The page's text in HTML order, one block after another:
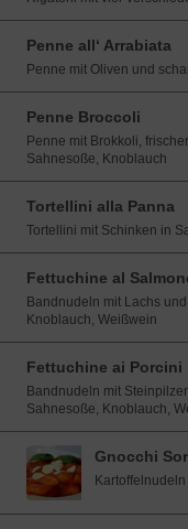
Penne all‘ Arrabiata
Penne mit Oliven und
Penne Broccoli
Penne mit Brokkoli,
Sahnesoße, Knoblauch
Tortellini alla Panna
Tortellini mit Schinken in
Fettuchine al
Bandnudeln mit Lachs
Knoblauch, Weißwein
Fettuchine ai Porcini
Bandnudeln mit
Sahnesoße, Knoblauch,
Gnocchi